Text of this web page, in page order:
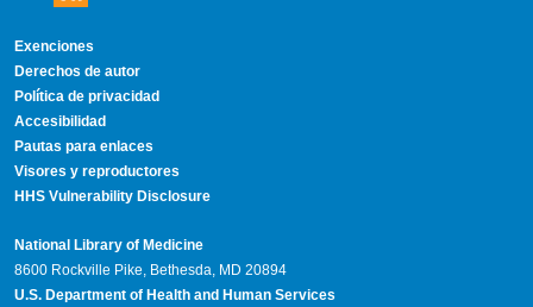
Exenciones
Derechos de autor
Política de privacidad
Accesibilidad
Pautas para enlaces
Visores y reproductores
HHS Vulnerability Disclosure
National Library of Medicine
8600 Rockville Pike, Bethesda, MD 20894
U.S. Department of Health and Human Services